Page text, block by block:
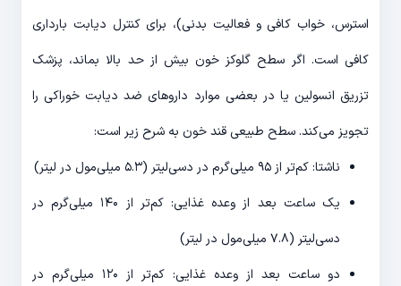
استرس، خواب کافی و فعالیت بدنی)، برای کنترل دیابت بارداری
کافی است. اگر سطح گلوکز خون بیش از حد بالا بماند، پزشک
تزریق انسولین یا در بعضی موارد داروهای ضد دیابت خوراکی را
تجویز می‌کند. سطح طبیعی قند خون به شرح زیر است:
ناشتا: کم‌تر از ۹۵ میلی‌گرم در دسی‌لیتر (۵.۳ میلی‌مول در لیتر)
یک ساعت بعد از وعده غذایی: کم‌تر از ۱۴۰ میلی‌گرم در
دسی‌لیتر (۷.۸ میلی‌مول در لیتر)
دو ساعت بعد از وعده غذایی: کم‌تر از ۱۲۰ میلی‌گرم در